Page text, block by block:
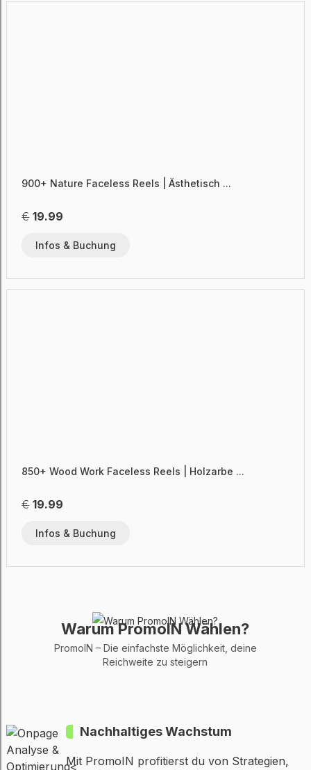
900+ Nature Faceless Reels | Ästhetisch ...
€ 19.99
Infos & Buchung
850+ Wood Work Faceless Reels | Holzarbe ...
€ 19.99
Infos & Buchung
Warum PromoIN Wählen?
PromoIN – Die einfachste Möglichkeit, deine
Reichweite zu steigern
Nachhaltiges Wachstum
Mit PromoIN profitierst du von Strategien,